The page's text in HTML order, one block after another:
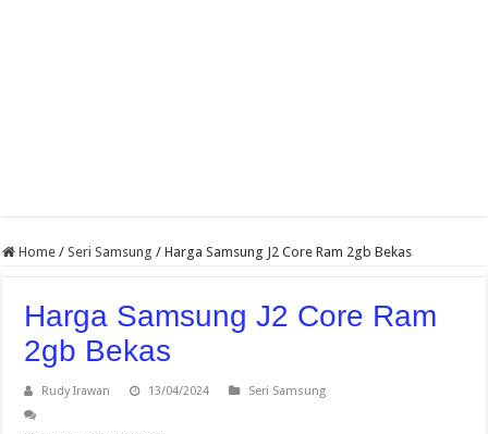
Home / Seri Samsung / Harga Samsung J2 Core Ram 2gb Bekas
Harga Samsung J2 Core Ram
2gb Bekas
Rudy Irawan 13/04/2024 Seri Samsung